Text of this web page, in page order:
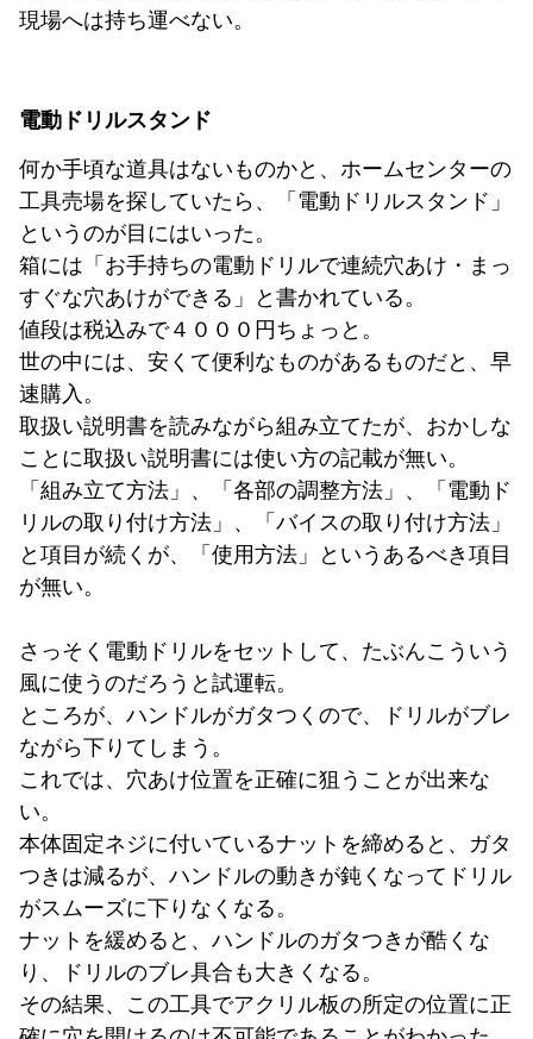
現場へは持ち運べない。
電動ドリルスタンド
何か手頃な道具はないものかと、ホームセンターの
工具売場を探していたら、「電動ドリルスタンド」
というのが目にはいった。
箱には「お手持ちの電動ドリルで連続穴あけ・まっ
すぐな穴あけができる」と書かれている。
値段は税込みで４０００円ちょっと。
世の中には、安くて便利なものがあるものだと、早
速購入。
取扱い説明書を読みながら組み立てたが、おかしな
ことに取扱い説明書には使い方の記載が無い。
「組み立て方法」、「各部の調整方法」、「電動ド
リルの取り付け方法」、「バイスの取り付け方法」
と項目が続くが、「使用方法」というあるべき項目
が無い。
さっそく電動ドリルをセットして、たぶんこういう
風に使うのだろうと試運転。
ところが、ハンドルがガタつくので、ドリルがブレ
ながら下りてしまう。
これでは、穴あけ位置を正確に狙うことが出来な
い。
本体固定ネジに付いているナットを締めると、ガタ
つきは減るが、ハンドルの動きが鈍くなってドリル
がスムーズに下りなくなる。
ナットを緩めると、ハンドルのガタつきが酷くな
り、ドリルのブレ具合も大きくなる。
その結果、この工具でアクリル板の所定の位置に正